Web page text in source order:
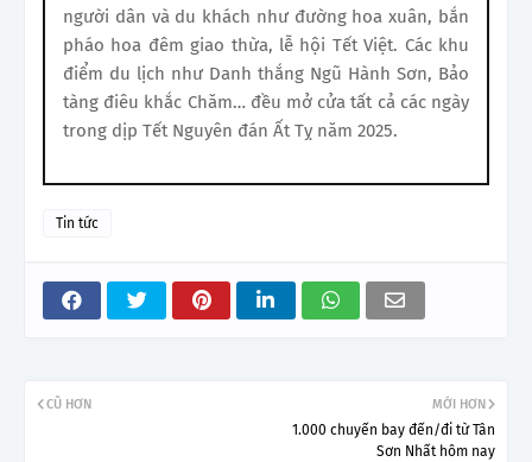
người dân và du khách như đường hoa xuân, bắn
pháo hoa đêm giao thừa, lễ hội Tết Việt. Các khu
điểm du lịch như Danh thắng Ngũ Hành Sơn, Bảo
tàng điêu khắc Chăm… đều mở cửa tất cả các ngày
trong dịp Tết Nguyên đán Ất Tỵ năm 2025.
Tin tức
MỚI HƠN
1.000 chuyến bay đến/đi từ Tân
Sơn Nhất hôm nay
CŨ HƠN